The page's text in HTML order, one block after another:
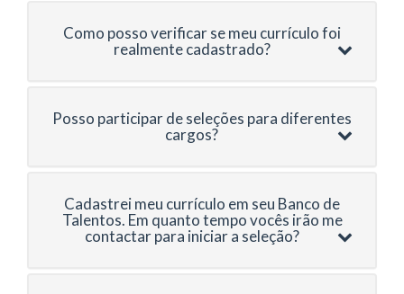
Como posso verificar se meu currículo foi
realmente cadastrado?
Posso participar de seleções para diferentes
cargos?
Cadastrei meu currículo em seu Banco de
Talentos. Em quanto tempo vocês irão me
contactar para iniciar a seleção?